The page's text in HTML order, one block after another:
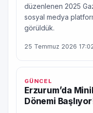
düzenlenen 2025
sosyal medya
görüldük.
25 Temmuz 2026
GÜNCEL
Erzurum’da
Dönemi